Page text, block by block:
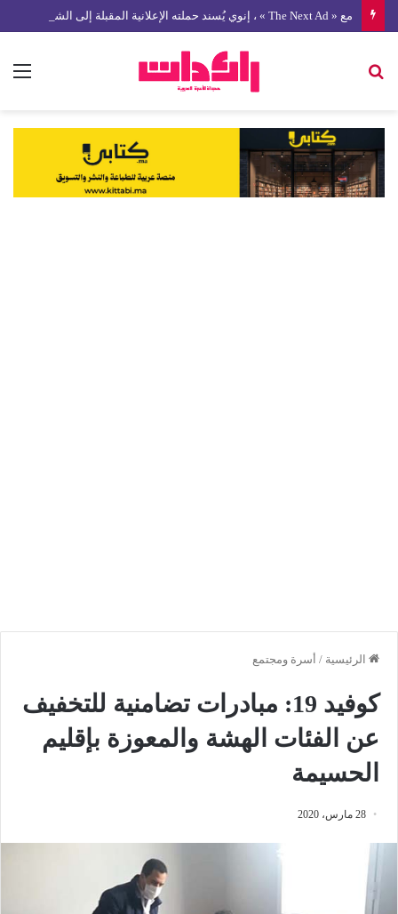
الرئيسية / أسرة ومجتمع
كوفيد 19: مبادرات تضامنية للتخفيف
عن الفئات الهشة والمعوزة بإقليم
الحسيمة
28 مارس، 2020